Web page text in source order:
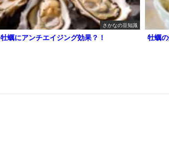
さかなの豆知識
牡蠣にアンチエイジング効果？！ 牡蠣